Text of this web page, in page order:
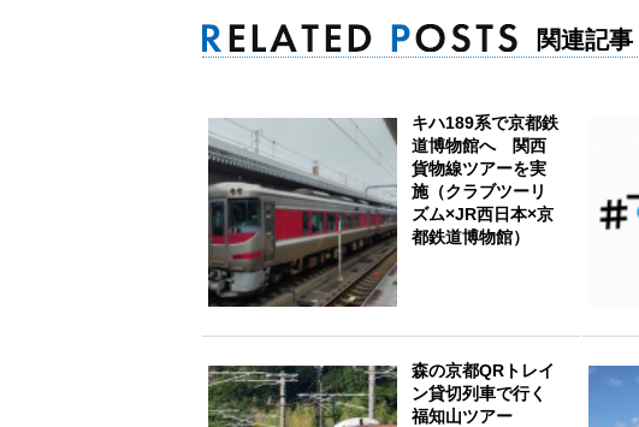
関連記事
キハ189系で京都鉄
道博物館へ 関西
貨物線ツアーを実
施（クラブツーリ
ズム×JR西日本×京
都鉄道博物館）
森の京都QRトレイ
ン貸切列車で行く
福知山ツアー